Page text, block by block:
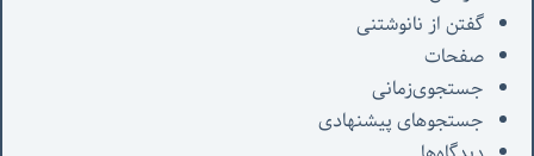
گفتن از نانوشتنی
صفحات
جستجوی‌زمانی
جستجوهای پیشنهادی